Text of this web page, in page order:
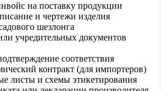
на поставку продукции
и чертежи изделия
шезлонга
учредительных документов
соответствия
контракт (для импортеров)
листы и схемы этикетирования